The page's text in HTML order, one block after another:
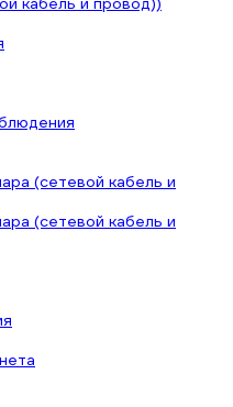
(сетевой кабель и
(сетевой кабель и